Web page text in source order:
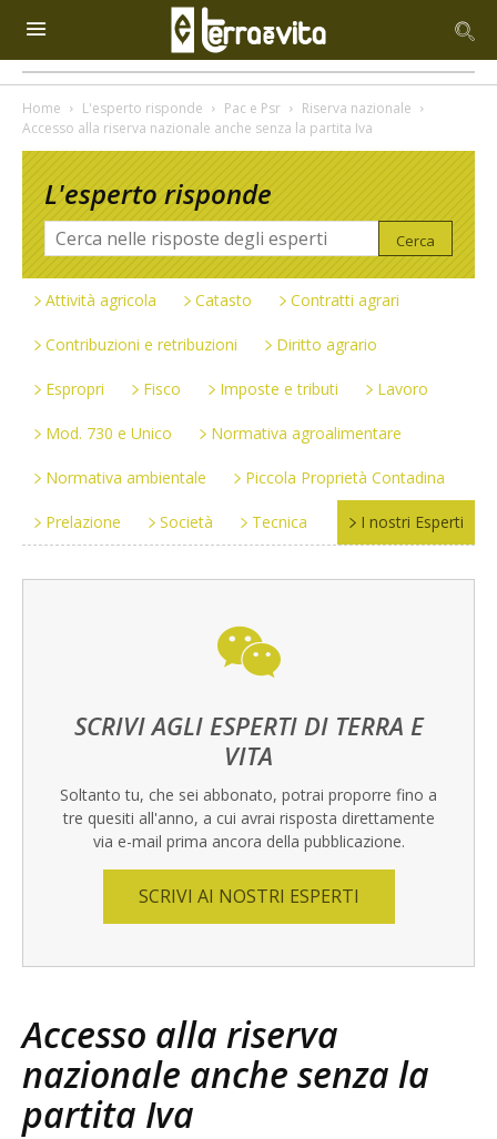
Home L'esperto risponde Pac e Psr
Riserva nazionale
Accesso alla riserva nazionale anche senza la partita Iva
L'esperto risponde
Attività agricola Catasto Contratti agrari
Contribuzioni e retribuzioni Diritto agrario
Espropri Fisco Imposte e tributi Lavoro
Mod. 730 e Unico Normativa agroalimentare
Normativa ambientale Piccola Proprietà Contadina
Prelazione Società Tecnica I nostri Esperti
SCRIVI AGLI ESPERTI DI TERRA E
VITA
Soltanto tu, che sei abbonato, potrai proporre fino a
tre quesiti all'anno, a cui avrai risposta direttamente
via e-mail prima ancora della pubblicazione.
SCRIVI AI NOSTRI ESPERTI
Accesso alla riserva
nazionale anche senza la
partita Iva